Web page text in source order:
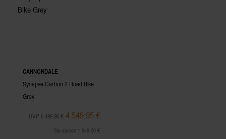
CANNONDALE
Synapse Carbon 2 Road Bike
Grey
UVP 6.498,95 € 4.549,95 €
Sie sparen 1.949,00 €